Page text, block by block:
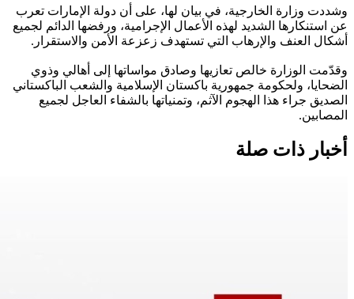
وشددت وزارة الخارجية، في بيان لها، على أن دولة الإمارات تعرب
عن استنكارها الشديد لهذه الأعمال الإجرامية، ورفضها الدائم لجميع
أشكال العنف والإرهاب التي تستهدف زعزعة الأمن والاستقرار.
وقدّمت الوزارة خالص تعازيها وصادق مواساتها إلى أهالي وذوي
الضحايا، ولحكومة جمهورية باكستان الإسلامية والشعب الباكستاني
الصديق جراء هذا الهجوم الآثم، وتمنياتها بالشفاء العاجل لجميع
المصابين.
أخبار ذات صلة